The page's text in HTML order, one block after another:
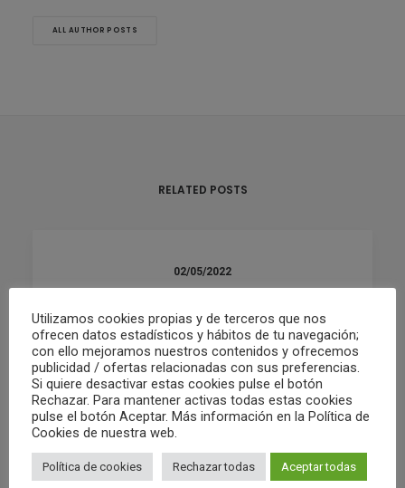
ALL AUTHOR POSTS
RELATED POSTS
02/05/2022
01/05
by Club Waterpolo Castelló
Utilizamos cookies propias y de terceros que nos
ofrecen datos estadísticos y hábitos de tu navegación;
con ello mejoramos nuestros contenidos y ofrecemos
publicidad / ofertas relacionadas con sus preferencias.
Si quiere desactivar estas cookies pulse el botón
Rechazar. Para mantener activas todas estas cookies
pulse el botón Aceptar. Más información en la Política de
Cookies de nuestra web.
Política de cookies Rechazar todas Aceptar todas